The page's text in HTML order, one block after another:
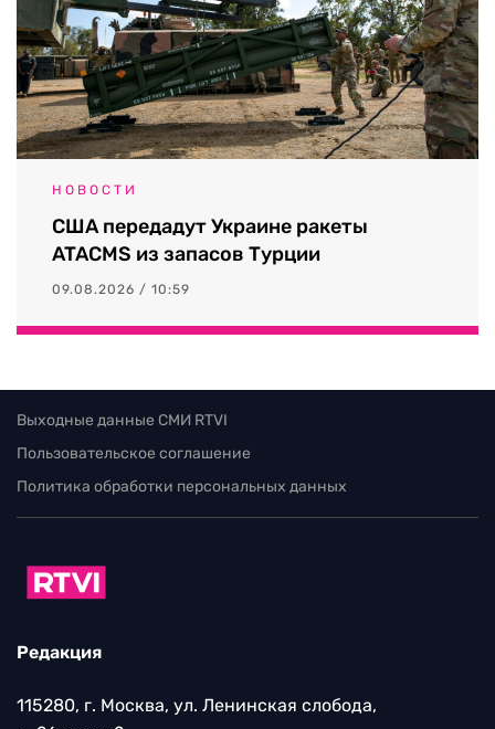
НОВОСТИ
США передадут Украине ракеты
ATACMS из запасов Турции
09.08.2026 / 10:59
Выходные данные СМИ RTVI
Пользовательское соглашение
Политика обработки персональных данных
Редакция
115280, г. Москва, ул. Ленинская слобода,